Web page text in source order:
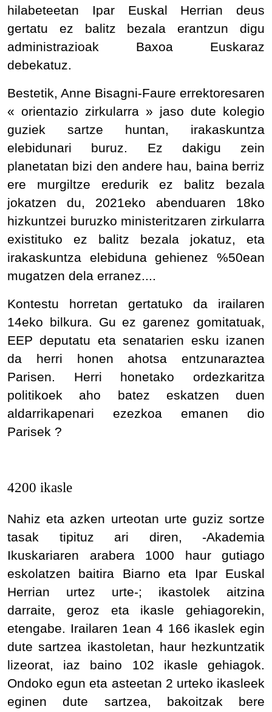
hilabeteetan Ipar Euskal Herrian deus
gertatu ez balitz bezala erantzun digu
administrazioak Baxoa Euskaraz
debekatuz.
Bestetik, Anne Bisagni-Faure errektoresaren
« orientazio zirkularra » jaso dute kolegio
guziek sartze huntan, irakaskuntza
elebidunari buruz. Ez dakigu zein
planetatan bizi den andere hau, baina berriz
ere murgiltze eredurik ez balitz bezala
jokatzen du, 2021eko abenduaren 18ko
hizkuntzei buruzko ministeritzaren zirkularra
existituko ez balitz bezala jokatuz, eta
irakaskuntza elebiduna gehienez %50ean
mugatzen dela erranez....
Kontestu horretan gertatuko da irailaren
14eko bilkura. Gu ez garenez gomitatuak,
EEP deputatu eta senatarien esku izanen
da herri honen ahotsa entzunaraztea
Parisen. Herri honetako ordezkaritza
politikoek aho batez eskatzen duen
aldarrikapenari ezezkoa emanen dio
Parisek ?
4200 ikasle
Nahiz eta azken urteotan urte guziz sortze
tasak tipituz ari diren, -Akademia
Ikuskariaren arabera 1000 haur gutiago
eskolatzen baitira Biarno eta Ipar Euskal
Herrian urtez urte-; ikastolek aitzina
darraite, geroz eta ikasle gehiagorekin,
etengabe. Irailaren 1ean 4 166 ikaslek egin
dute sartzea ikastoletan, haur hezkuntzatik
lizeorat, iaz baino 102 ikasle gehiagok.
Ondoko egun eta asteetan 2 urteko ikasleek
eginen dute sartzea, bakoitzak bere